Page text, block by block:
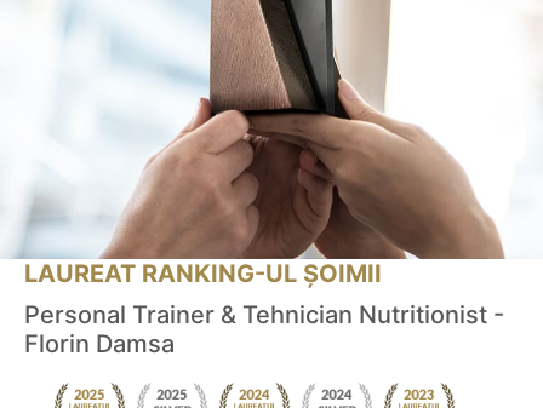
LAUREAT RANKING-UL ȘOIMII
Personal Trainer & Tehnician Nutritionist -
Florin Damsa